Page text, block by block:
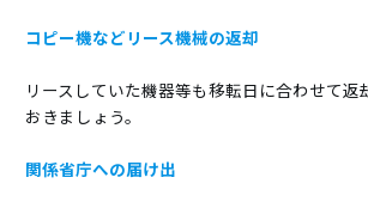
コピー機などリース機械の返却
リースしていた機器等も移転日に合わせて返
おきましょう。
関係省庁への届け出